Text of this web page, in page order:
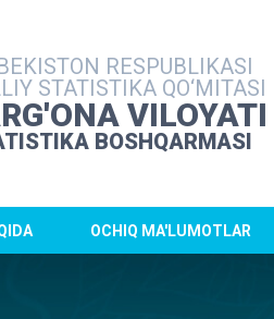
RESPUBLIKASI
STATISTIKA QO‘MITASI
VILOYATI
BOSHQARMASI
OCHIQ MA'LUMOTLAR